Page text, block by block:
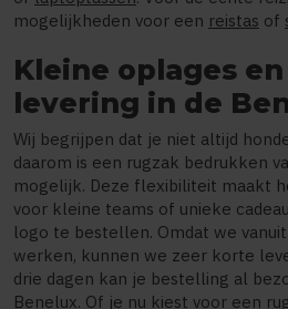
mogelijkheden voor een reistas of
Kleine oplages
levering in de
Wij begrijpen dat je niet altijd
daarom is een rugzak bedrukken
mogelijk. Deze flexibiliteit maakt
voor kleine teams of unieke
logo te bestellen. Omdat we
werken, kunnen we zeer korte
drie dagen kan je bestelling al
Benelux. Of je nu kiest voor een